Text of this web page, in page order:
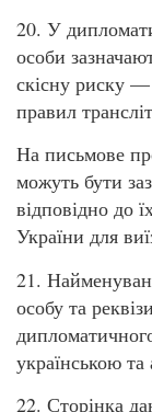
20. У
особи
скісну риску —
правил
На письмове
можуть бути
відповідно до
України для
21.
особу та
українською
22. Сторінка